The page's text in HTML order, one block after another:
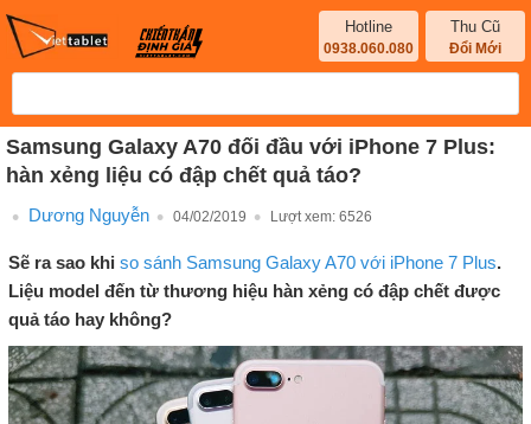
Hotline
0938.060.080
Thu Cũ
Đổi Mới
Samsung Galaxy A70 đối đầu với iPhone 7 Plus:
hàn xẻng liệu có đập chết quả táo?
Dương Nguyễn 04/02/2019 Lượt xem: 6526
Sẽ ra sao khi so sánh Samsung Galaxy A70 với iPhone 7 Plus.
Liệu model đến từ thương hiệu hàn xẻng có đập chết được
quả táo hay không?